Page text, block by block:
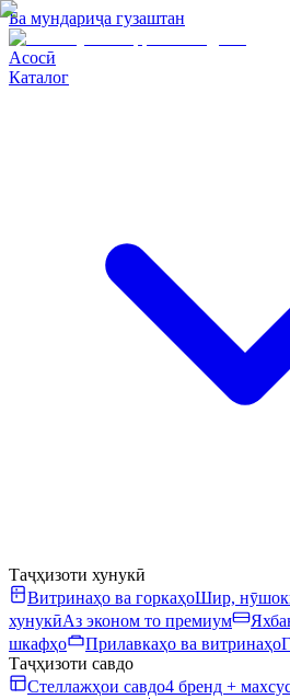
Ба мундариҷа гузаштан
Асосӣ
Каталог
Таҷҳизоти хунукӣ
Витринаҳо ва горкаҳоШир,
хунукӣАз эконом то премиум
шкафҳо
Прилавкаҳо ва витринаҳо
Таҷҳизоти савдо
Стеллажҳои савдо4 бренд +